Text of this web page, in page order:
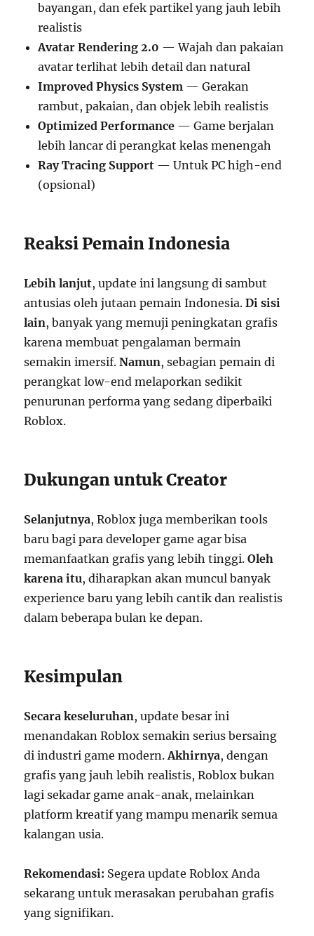
bayangan, dan efek partikel yang jauh lebih
realistis
Avatar Rendering 2.0 — Wajah dan pakaian
avatar terlihat lebih detail dan natural
Improved Physics System — Gerakan
rambut, pakaian, dan objek lebih realistis
Optimized Performance — Game berjalan
lebih lancar di perangkat kelas menengah
Ray Tracing Support — Untuk PC high-end
(opsional)
Reaksi Pemain Indonesia
Lebih lanjut, update ini langsung di sambut
antusias oleh jutaan pemain Indonesia.Di sisi
lain, banyak yang memuji peningkatan grafis
karena membuat pengalaman bermain
semakin imersif.Namun, sebagian pemain di
perangkat low-end melaporkan sedikit
penurunan performa yang sedang diperbaiki
Roblox.
Dukungan untuk Creator
Selanjutnya, Roblox juga memberikan tools
baru bagi para developer game agar bisa
memanfaatkan grafis yang lebih tinggi.Oleh
karena itu, diharapkan akan muncul banyak
experience baru yang lebih cantik dan realistis
dalam beberapa bulan ke depan.
Kesimpulan
Secara keseluruhan, update besar ini
menandakan Roblox semakin serius bersaing
di industri game modern.Akhirnya, dengan
grafis yang jauh lebih realistis, Roblox bukan
lagi sekadar game anak-anak, melainkan
platform kreatif yang mampu menarik semua
kalangan usia.
Rekomendasi: Segera update Roblox Anda
sekarang untuk merasakan perubahan grafis
yang signifikan.